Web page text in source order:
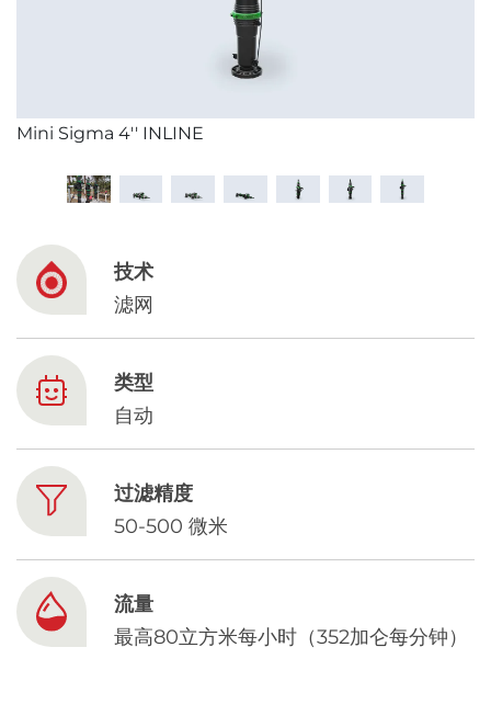
Mini Sigma 4'' INLINE
技术
滤网
类型
自动
过滤精度
50-500 微米
流量
最高80立方米每小时（352加仑每分钟）